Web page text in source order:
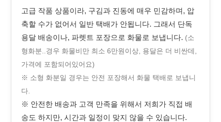
고급 작품 상품이라, 구김과 진동에 매우 민감하며, 압
축할 수가 없어서 일반 택배가 안됩니다. 그래서 단독
용달 배송이나, 파렛트 포장으로 화물로 보냅니다. (소
형화분..경우 화물비만 최소 6만원이상, 용달은 더 비싼데,
가격에 포함되어있어요)
※ 소형 화분일 경우는 안전 포장해서 화물 택배로 보냅니
다.
※ 안전한 배송과 고객 만족을 위해서 저희가 직접 배
송도 하지만, 시간과 일정이 맞지 않을 수 있습니다.